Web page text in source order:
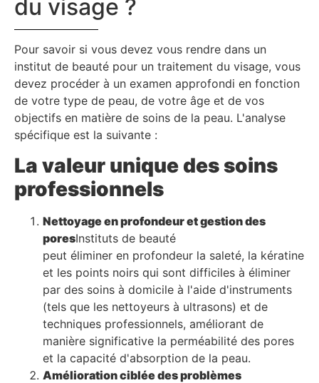
du visage ?
Pour savoir si vous devez vous rendre dans un
institut de beauté pour un traitement du visage, vous
devez procéder à un examen approfondi en fonction
de votre type de peau, de votre âge et de vos
objectifs en matière de soins de la peau. L'analyse
spécifique est la suivante :
La valeur unique des soins
professionnels
Nettoyage en profondeur et gestion des
poresInstituts de beauté
peut éliminer en profondeur la saleté, la kératine
et les points noirs qui sont difficiles à éliminer
par des soins à domicile à l'aide d'instruments
(tels que les nettoyeurs à ultrasons) et de
techniques professionnels, améliorant de
manière significative la perméabilité des pores
et la capacité d'absorption de la peau.
Amélioration ciblée des problèmes